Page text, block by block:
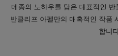
메종의 노하우를 담은 대표적인
반클리프 아펠만의 매혹적인 작품
합니